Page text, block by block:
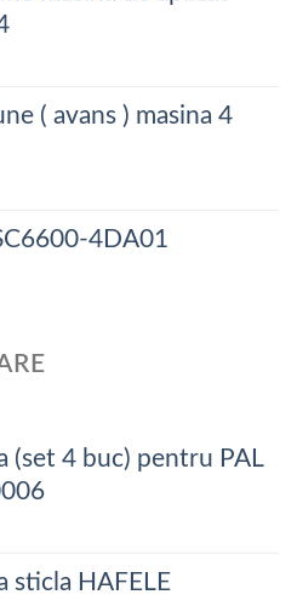
( avans ) masina 4
4DA01
(set 4 buc) pentru PAL
sticla HAFELE